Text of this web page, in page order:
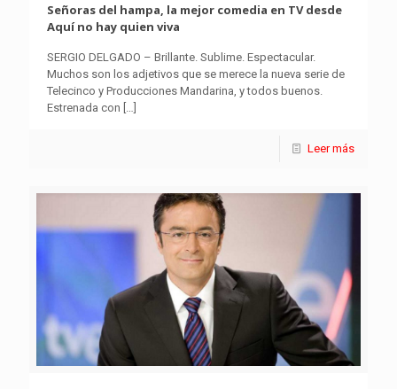
Señoras del hampa, la mejor comedia en TV desde
Aquí no hay quien viva
SERGIO DELGADO – Brillante. Sublime. Espectacular.
Muchos son los adjetivos que se merece la nueva serie de
Telecinco y Producciones Mandarina, y todos buenos.
Estrenada con
Leer más